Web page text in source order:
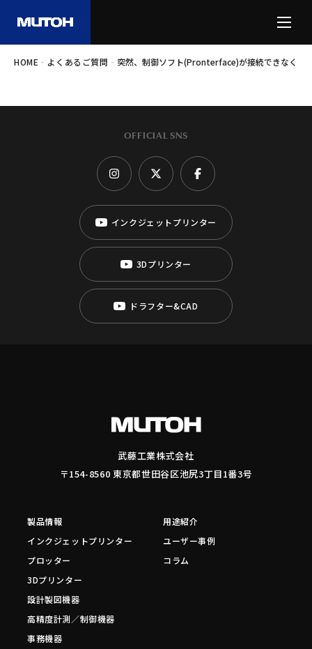
HOME - よくあるご質問 - 突然、制御ソフト(Pronterface)が接続できなくな
OFFICIAL SNS
インクジェットプリンター
3Dプリンター
ドラフター&CAD
武藤工業株式会社
〒154-8560 東京都世田谷区池尻3丁目1番3号
製品情報
インクジェットプリンター
プロッター
3Dプリンター
設計製図機器
高精度計測／制御機器
事務機器
用途紹介
ユーザー事例
コラム